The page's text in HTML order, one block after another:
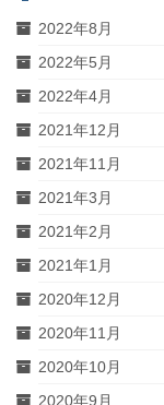
2022年8月
2022年5月
2022年4月
2021年12月
2021年11月
2021年3月
2021年2月
2021年1月
2020年12月
2020年11月
2020年10月
2020年9月